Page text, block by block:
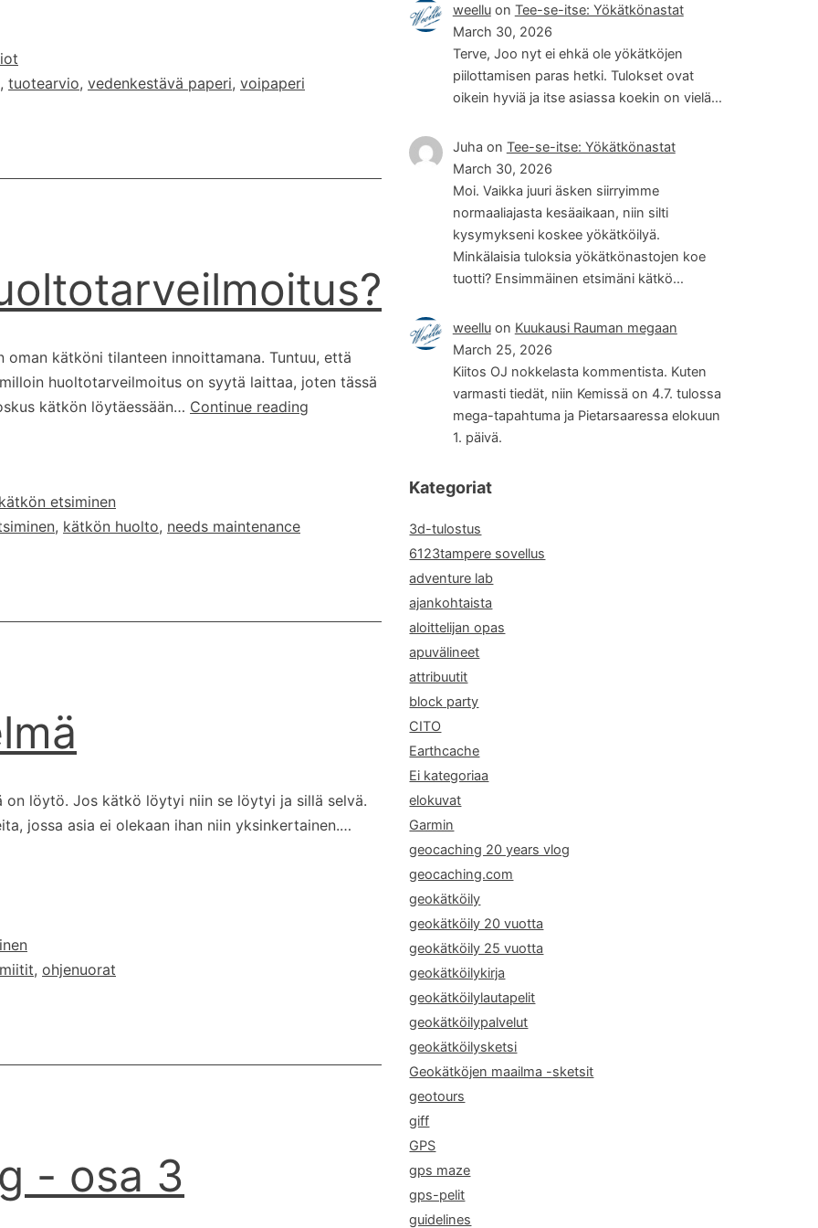
2
, tuotearvio, vedenkestävä paperi, voipaperi
kätköni tilanteen innoittamana. Tuntuu, että
huoltotarveilmoitus on syytä laittaa, joten tässä
kätkön löytäessään… Continue reading
etsiminen
, kätkön huolto, needs maintenance
löytö. Jos kätkö löytyi niin se löytyi ja sillä selvä.
jossa asia ei olekaan ihan niin yksinkertainen.…
miitit, ohjenuorat
- osa 3
weelluon Tee-se-itse: Yökätkönastat
March 30, 2026
Terve, Joo nyt ei ehkä ole yökätköjen
piilottamisen paras hetki. Tulokset ovat
oikein hyviä ja itse asiassa koekin on vielä…
Juha on Tee-se-itse: Yökätkönastat
March 30, 2026
Moi. Vaikka juuri äsken siirryimme
normaaliajasta kesäaikaan, niin silti
kysymykseni koskee yökätköilyä.
Minkälaisia tuloksia yökätkönastojen koe
tuotti? Ensimmäinen etsimäni kätkö…
weelluon Kuukausi Rauman megaan
March 25, 2026
Kiitos OJ nokkelasta kommentista. Kuten
varmasti tiedät, niin Kemissä on 4.7. tulossa
mega-tapahtuma ja Pietarsaaressa elokuun
1. päivä.
Kategoriat
3d-tulostus
6123tampere sovellus
adventure lab
ajankohtaista
aloittelijan opas
apuvälineet
attribuutit
block party
CITO
Earthcache
Ei kategoriaa
elokuvat
Garmin
geocaching 20 years vlog
geocaching.com
geokätköily
geokätköily 20 vuotta
geokätköily 25 vuotta
geokätköilykirja
geokätköilylautapelit
geokätköilypalvelut
geokätköilysketsi
Geokätköjen maailma -sketsit
geotours
giff
GPS
gps maze
gps-pelit
guidelines